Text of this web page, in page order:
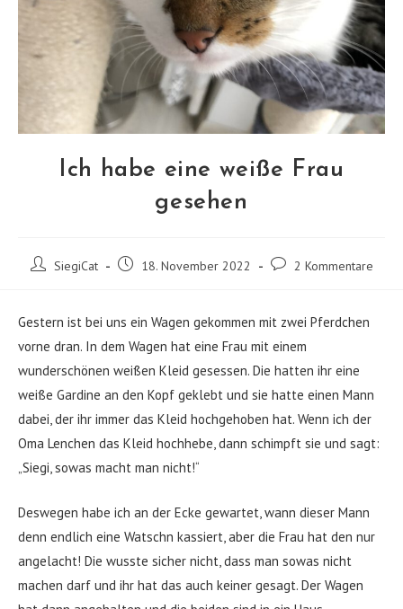
Ich habe eine weiße Frau
gesehen
Beitrags-SiegiCat
Beitrag18. November 2022
Beitrags-2 Kommentare
Gestern ist bei uns ein Wagen gekommen mit zwei Pferdchen
vorne dran. In dem Wagen hat eine Frau mit einem
wunderschönen weißen Kleid gesessen. Die hatten ihr eine
weiße Gardine an den Kopf geklebt und sie hatte einen Mann
dabei, der ihr immer das Kleid hochgehoben hat. Wenn ich der
Oma Lenchen das Kleid hochhebe, dann schimpft sie und sagt:
„Siegi, sowas macht man nicht!“
Deswegen habe ich an der Ecke gewartet, wann dieser Mann
denn endlich eine Watschn kassiert, aber die Frau hat den nur
angelacht! Die wusste sicher nicht, dass man sowas nicht
machen darf und ihr hat das auch keiner gesagt. Der Wagen